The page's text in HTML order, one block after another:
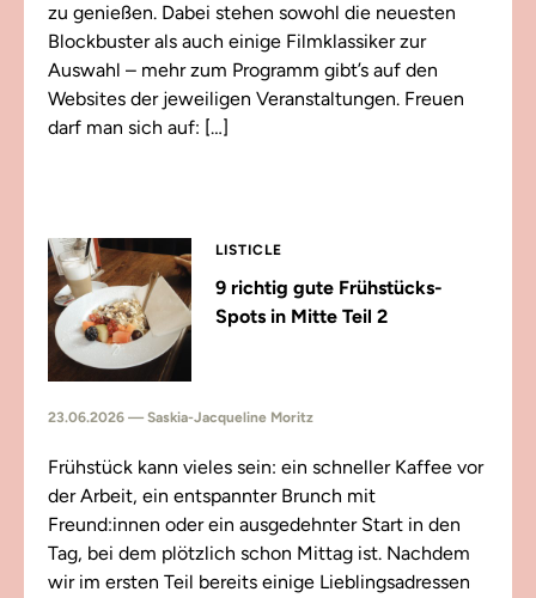
zu genießen. Dabei stehen sowohl die neuesten
Blockbuster als auch einige Filmklassiker zur
Auswahl – mehr zum Programm gibt’s auf den
Websites der jeweiligen Veranstaltungen. Freuen
darf man sich auf: […]
LISTICLE
9 richtig gute Frühstücks-
Spots in Mitte Teil 2
23.06.2026 — Saskia-Jacqueline Moritz
Frühstück kann vieles sein: ein schneller Kaffee vor
der Arbeit, ein entspannter Brunch mit
Freund:innen oder ein ausgedehnter Start in den
Tag, bei dem plötzlich schon Mittag ist. Nachdem
wir im ersten Teil bereits einige Lieblingsadressen